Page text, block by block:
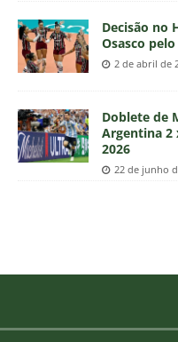
Decisão no
Osasco
2 de abril de
Doblete de
Argentina 2
2026
22 de junho